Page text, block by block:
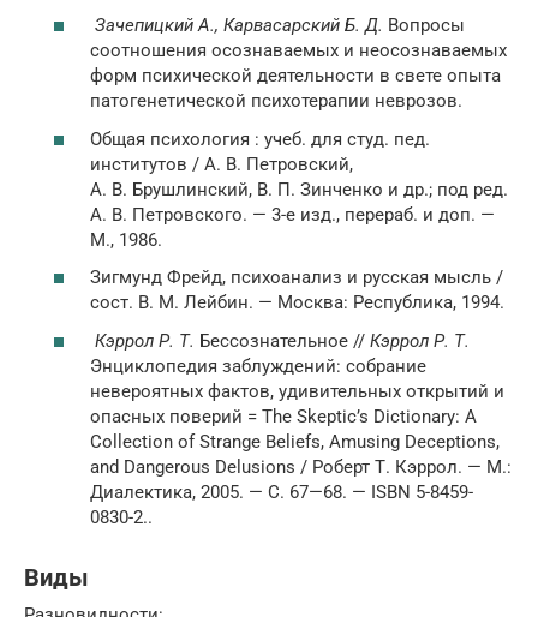
Зачепицкий А., Карвасарский Б. Д. Вопросы
соотношения осознаваемых и неосознаваемых
форм психической деятельности в свете опыта
патогенетической психотерапии неврозов.
Общая психология : учеб. для студ. пед.
институтов / А. В. Петровский,
А. В. Брушлинский, В. П. Зинченко и др.; под ред.
А. В. Петровского. — 3-е изд., перераб. и доп. —
М., 1986.
Зигмунд Фрейд, психоанализ и русская мысль /
сост. В. М. Лейбин. — Москва: Республика, 1994.
Кэррол Р. Т. Бессознательное // Кэррол Р. Т.
Энциклопедия заблуждений: собрание
невероятных фактов, удивительных открытий и
опасных поверий = The Skeptic’s Dictionary: A
Collection of Strange Beliefs, Amusing Deceptions,
and Dangerous Delusions / Роберт Т. Кэррол. — М.:
Диалектика, 2005. — С. 67—68. — ISBN 5-8459-
0830-2..
Виды